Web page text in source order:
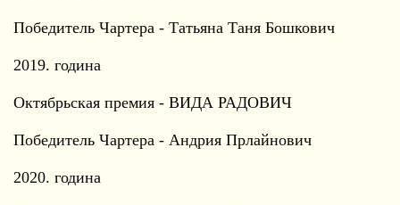
Победитель Чартера - Татьяна Таня Бошкович
2019. година
Октябрьская премия - ВИДА РАДОВИЧ
Победитель Чартера - Андрия Прлайнович
2020. година